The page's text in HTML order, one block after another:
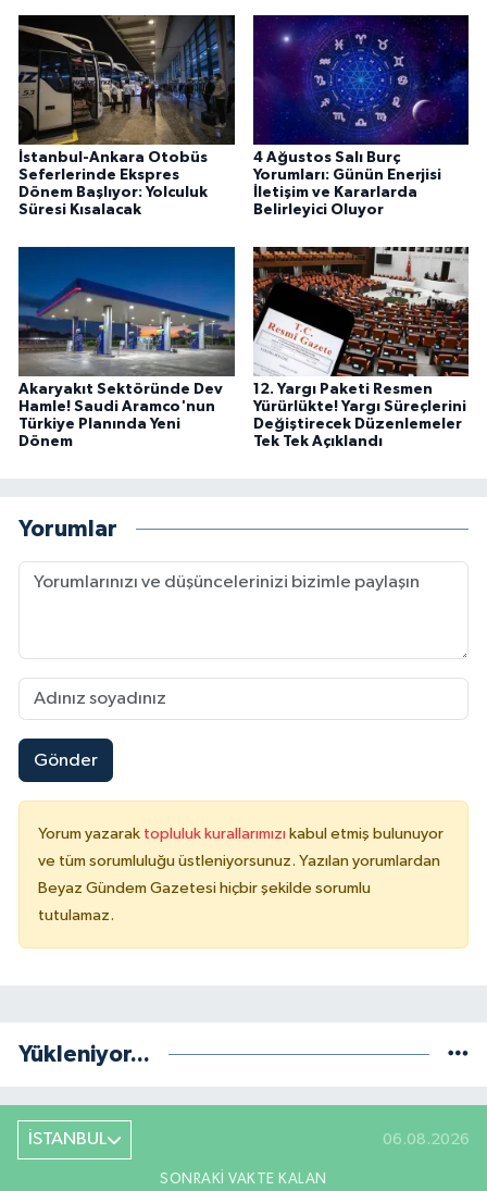
İstanbul-Ankara Otobüs
Seferlerinde Ekspres
Dönem Başlıyor: Yolculuk
Süresi Kısalacak
4 Ağustos Salı Burç
Yorumları: Günün Enerjisi
İletişim ve Kararlarda
Belirleyici Oluyor
Akaryakıt Sektöründe Dev
Hamle! Saudi Aramco'nun
Türkiye Planında Yeni
Dönem
12. Yargı Paketi Resmen
Yürürlükte! Yargı Süreçlerini
Değiştirecek Düzenlemeler
Tek Tek Açıklandı
Yorumlar
Gönder
Yorum yazarak topluluk kurallarımızı kabul etmiş bulunuyor
ve tüm sorumluluğu üstleniyorsunuz. Yazılan yorumlardan
Beyaz Gündem Gazetesi hiçbir şekilde sorumlu
tutulamaz.
Yükleniyor...
İSTANBUL 06.08.2026
SONRAKI VAKTE KALAN